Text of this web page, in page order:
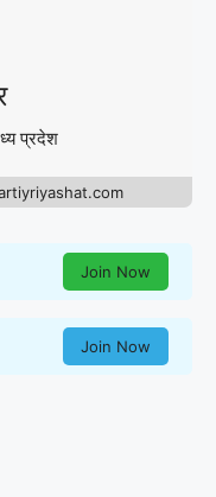
प्रदेश
Join Now
Join Now